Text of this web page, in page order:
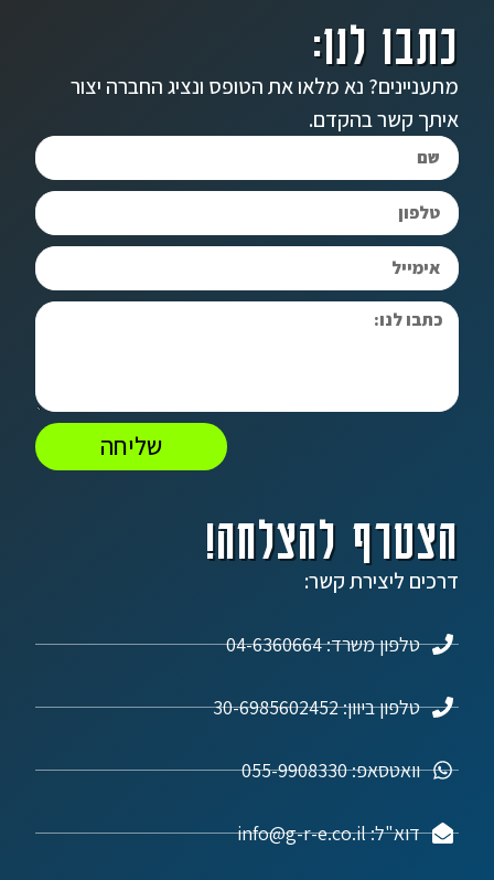
הצטרף להצלחה!
דרכים ליצירת קשר:
טלפון משרד: 04-6360664
טלפון ביוון: 30-6985602452
וואטסאפ: 055-9908330
דוא"ל: info@g-r-e.co.il
כתבו לנו:
מתעניינים? נא מלאו את הטופס ונציג החברה יצור
איתך קשר בהקדם.
שליחה